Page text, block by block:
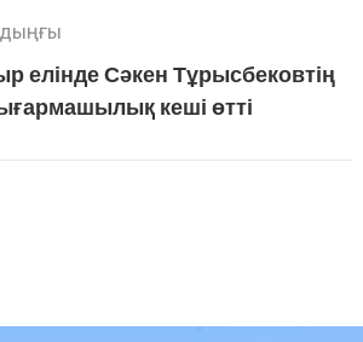
елінде Сәкен Тұрысбековтің
кеші өтті